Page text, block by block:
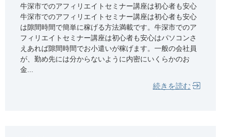
牛深市でのアフィリエイトセミナー講座は初心者も安心
牛深市でのアフィリエイトセミナー講座は初心者も安心
は隙間時間で簡単に稼げる方法満載です。牛深市でのア
フィリエイトセミナー講座は初心者も安心はパソコンさ
えあれば隙間時間でお小遣いが稼げます。一般の会社員
が、勤め先には分からないように内密にいくらかのお
金...
続きを読む